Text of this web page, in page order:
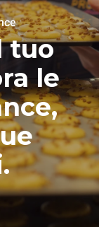
tuo
le